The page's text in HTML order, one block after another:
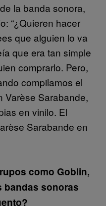
la banda sonora,
“¿Quieren hacer
que alguien lo va
que era tan simple
comprarlo. Pero,
compilamos el
Varèse Sarabande,
en vinilo. El
Sarabande en
como Goblin,
bandas sonoras